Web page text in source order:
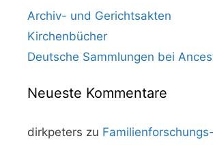
Archiv- und Gerichtsakten
Kirchenbücher
Deutsche Sammlungen bei
Neueste Kommentare
dirkpeters zu